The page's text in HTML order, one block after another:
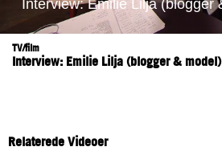
TV/film
Interview: Emilie Lilja (blogger & model)
Relaterede Videoer